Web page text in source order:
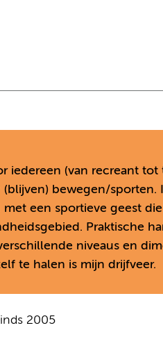
iedereen (van recreant
bewegen/sporten.
een sportieve geest
Praktische
niveaus en
te halen is mijn drijfveer.
2005